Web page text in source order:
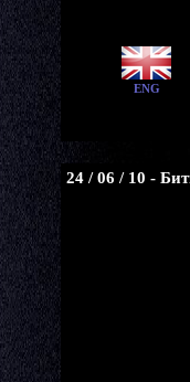
ENG
24 / 06 / 10 -